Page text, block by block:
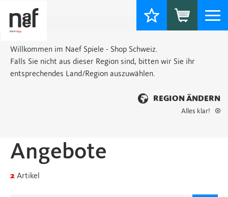
Willkommen im Naef Spiele - Shop Schweiz.
Falls Sie nicht aus dieser Region sind, bitten wir Sie ihr
entsprechendes Land/Region auszuwählen.
REGION ÄNDERN
Alles klar!
Angebote
2 Artikel